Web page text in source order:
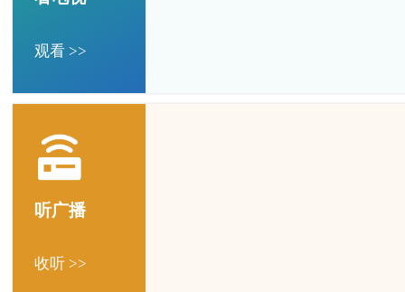
观看 >>
听广播
收听 >>